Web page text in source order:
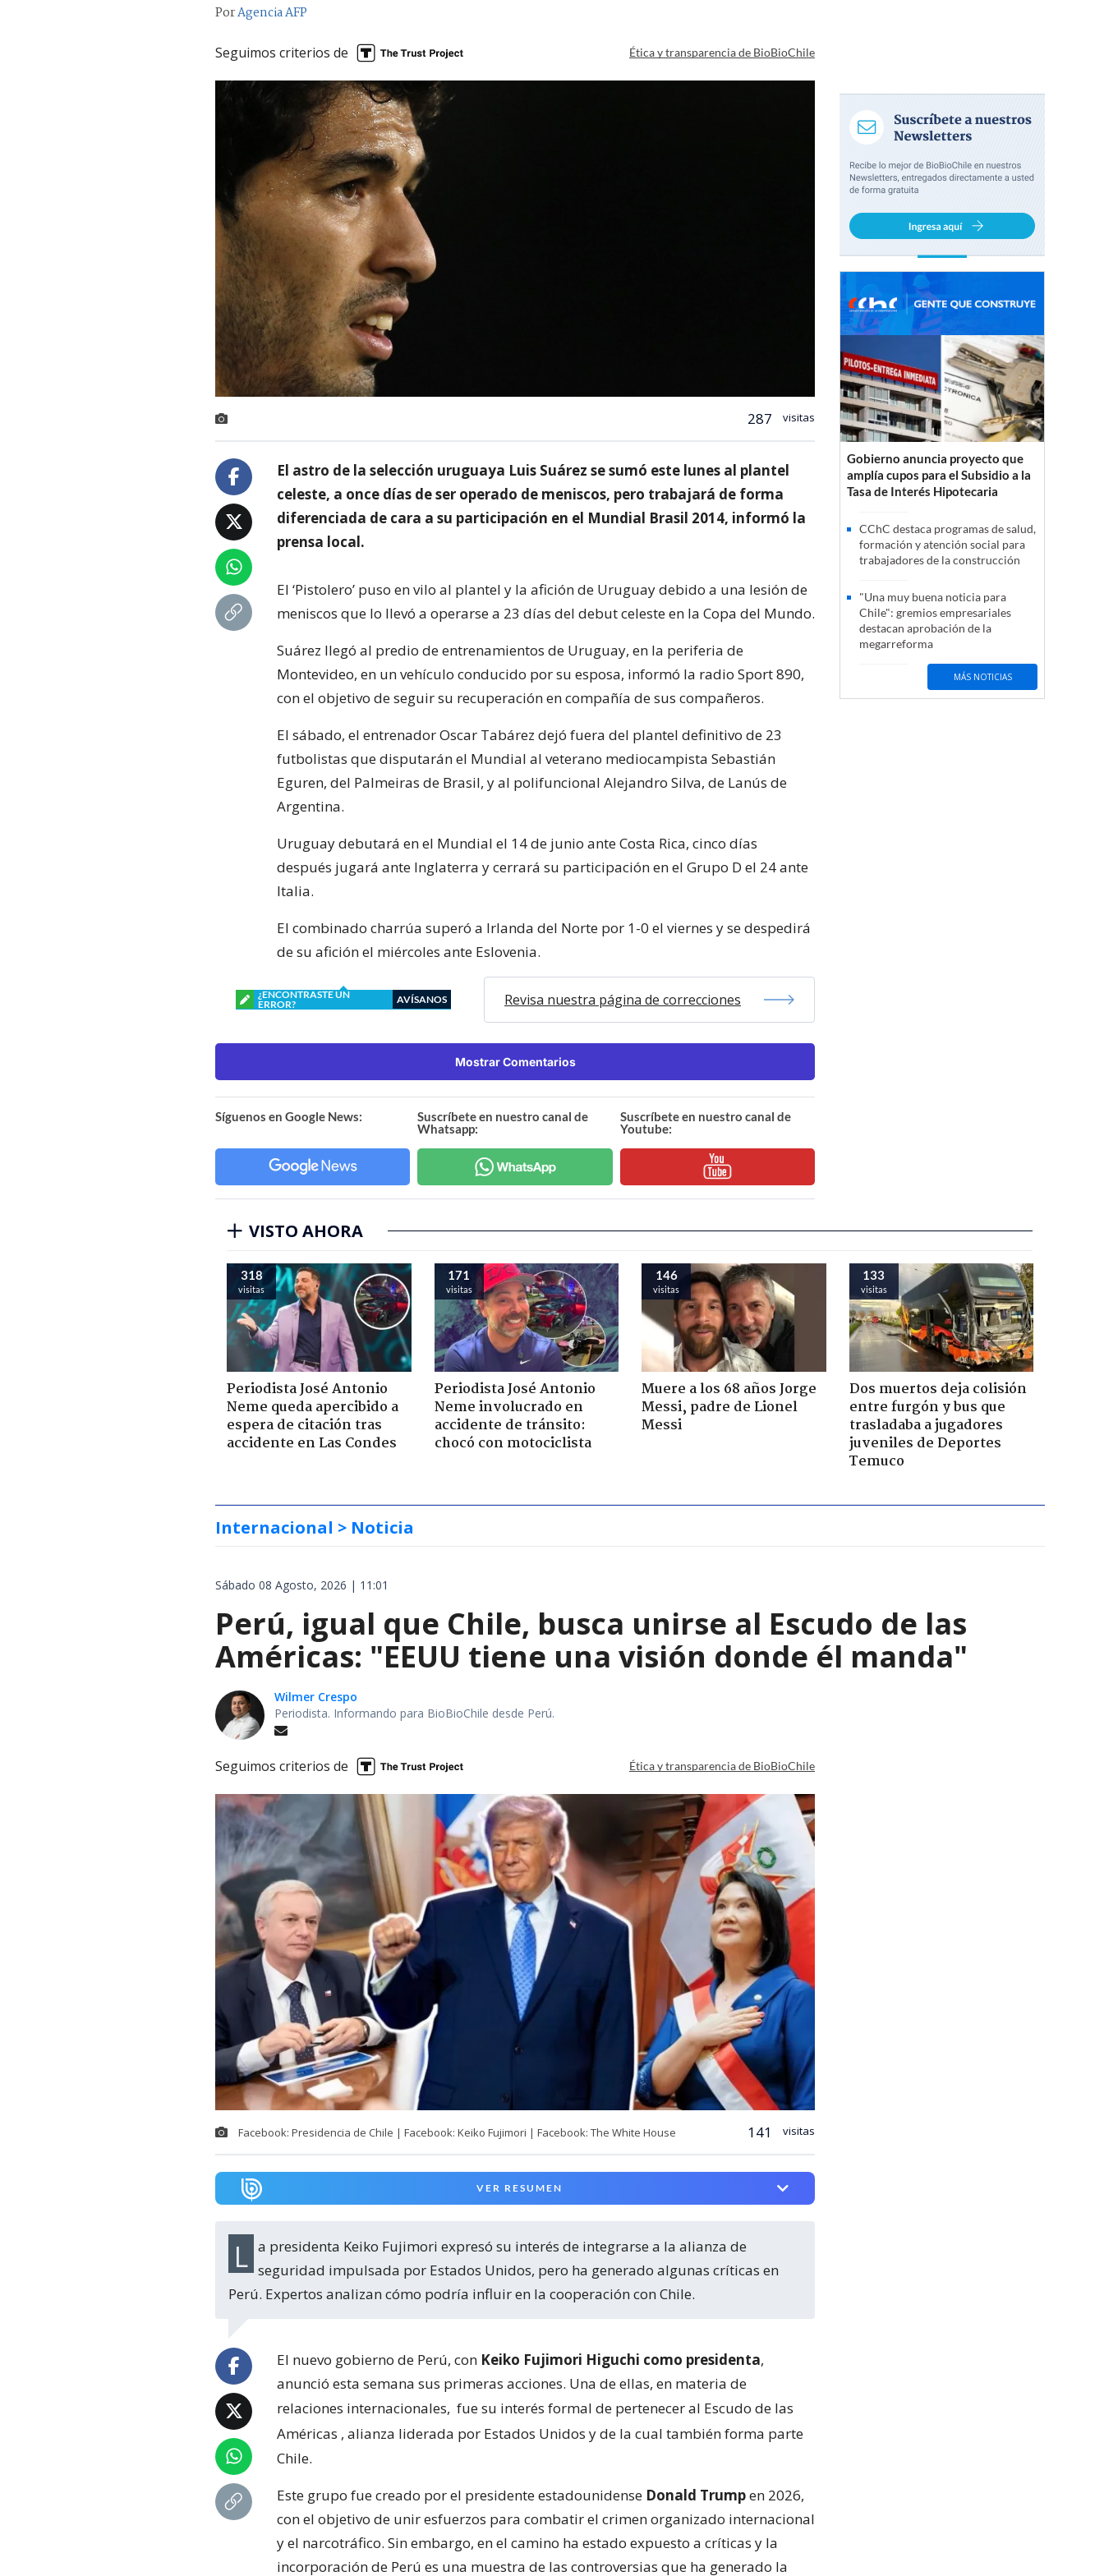
PorAgencia AFP
Seguimos criterios de Ética y transparencia de BioBioChile
287 visitas
El astro de la selección uruguaya Luis Suárez se sumó este lunes al plantel
celeste, a once días de ser operado de meniscos, pero trabajará de forma
diferenciada de cara a su participación en el Mundial Brasil 2014, informó la
prensa local.
El ‘Pistolero’ puso en vilo al plantel y la afición de Uruguay debido a una lesión de
meniscos que lo llevó a operarse a 23 días del debut celeste en la Copa del Mundo.
Suárez llegó al predio de entrenamientos de Uruguay, en la periferia de
Montevideo, en un vehículo conducido por su esposa, informó la radio Sport 890,
con el objetivo de seguir su recuperación en compañía de sus compañeros.
El sábado, el entrenador Oscar Tabárez dejó fuera del plantel definitivo de 23
futbolistas que disputarán el Mundial al veterano mediocampista Sebastián
Eguren, del Palmeiras de Brasil, y al polifuncional Alejandro Silva, de Lanús de
Argentina.
Uruguay debutará en el Mundial el 14 de junio ante Costa Rica, cinco días
después jugará ante Inglaterra y cerrará su participación en el Grupo D el 24 ante
Italia.
El combinado charrúa superó a Irlanda del Norte por 1-0 el viernes y se despedirá
de su afición el miércoles ante Eslovenia.
¿ENCONTRASTE UN
ERROR?
AVÍSANOS Revisa nuestra página de correcciones
Mostrar Comentarios
Síguenos en Google News:
Suscríbete en nuestro canal de
Whatsapp:
Suscríbete en nuestro canal de
Youtube:
Gobierno anuncia proyecto que
amplía cupos para el Subsidio a la
Tasa de Interés Hipotecaria
CChC destaca programas de salud,
formación y atención social para
trabajadores de la construcción
"Una muy buena noticia para
Chile": gremios empresariales
destacan aprobación de la
megarreforma
MÁS NOTICIAS
VISTO AHORA
318
visitas
Periodista José Antonio
Neme queda apercibido a
espera de citación tras
accidente en Las Condes
171
visitas
Periodista José Antonio
Neme involucrado en
accidente de tránsito:
chocó con motociclista
146
visitas
Muere a los 68 años Jorge
Messi, padre de Lionel
Messi
133
visitas
Dos muertos deja colisión
entre furgón y bus que
trasladaba a jugadores
juveniles de Deportes
Temuco
Internacional > Noticia
Sábado 08 Agosto, 2026 | 11:01
Perú, igual que Chile, busca unirse al Escudo de las
Américas: "EEUU tiene una visión donde él manda"
Wilmer Crespo
Periodista. Informando para BioBioChile desde Perú.
Seguimos criterios de Ética y transparencia de BioBioChile
Facebook: Presidencia de Chile | Facebook: Keiko Fujimori | Facebook: The White House 141 visitas
VER RESUMEN
La presidenta Keiko Fujimori expresó su interés de integrarse a la alianza de seguridad impulsada por Estados Unidos, pero ha generado algunas críticas en
Perú. Expertos analizan cómo podría influir en la cooperación con Chile.
El nuevo gobierno de Perú, con Keiko Fujimori Higuchi como presidenta,
anunció esta semana sus primeras acciones. Una de ellas, en materia de
relaciones internacionales, fue su interés formal de pertenecer al Escudo de las
Américas , alianza liderada por Estados Unidos y de la cual también forma parte
Chile.
Este grupo fue creado por el presidente estadounidense Donald Trumpen 2026,
con el objetivo de unir esfuerzos para combatir el crimen organizado internacional
y el narcotráfico. Sin embargo, en el camino ha estado expuesto a críticas y la
incorporación de Perú es una muestra de las controversias que ha generado la